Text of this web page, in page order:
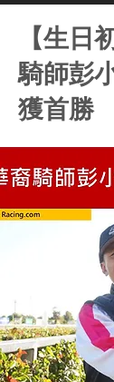
【生日
騎師彭
獲首勝